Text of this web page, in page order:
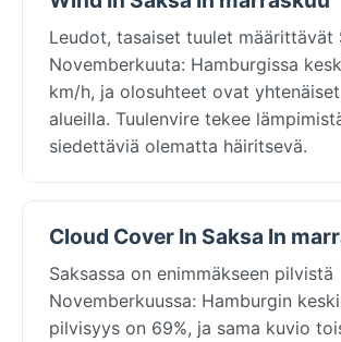
Leudot, tasaiset tuulet määrittävät
Novemberkuuta: Hamburgissa
km/h, ja olosuhteet ovat
alueilla. Tuulenvire tekee
siedettäviä olematta häiritsevä.
Cloud Cover In Saksa In
Saksassa on enimmäkseen pilvistä
Novemberkuussa: Hamburgin
pilvisyys on 69%, ja sama kuvio